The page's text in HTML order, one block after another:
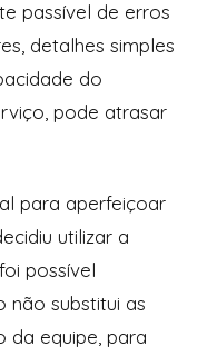
passível de erros
detalhes simples
do
pode atrasar
para aperfeiçoar
utilizar a
possível
não substitui as
da equipe, para